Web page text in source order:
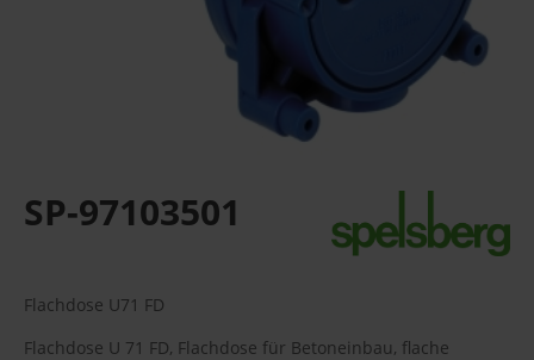
SP-97103501
Flachdose U71 FD
Flachdose U 71 FD, Flachdose für Betoneinbau, flache